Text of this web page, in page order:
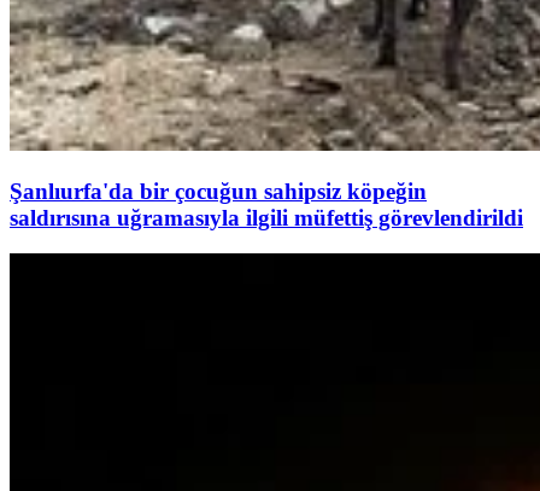
Şanlıurfa'da bir çocuğun sahipsiz köpeğin
saldırısına uğramasıyla ilgili müfettiş görevlendirildi